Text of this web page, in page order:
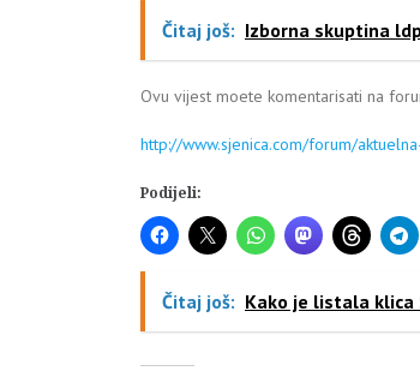
Čitaj još: Izborna skuptina
Ovu vijest moete komentarisati na
http://www.sjenica.com/forum/
Podijeli:
Čitaj još: Kako je listala klica